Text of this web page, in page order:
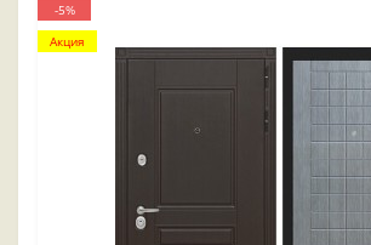
-5%
Акция